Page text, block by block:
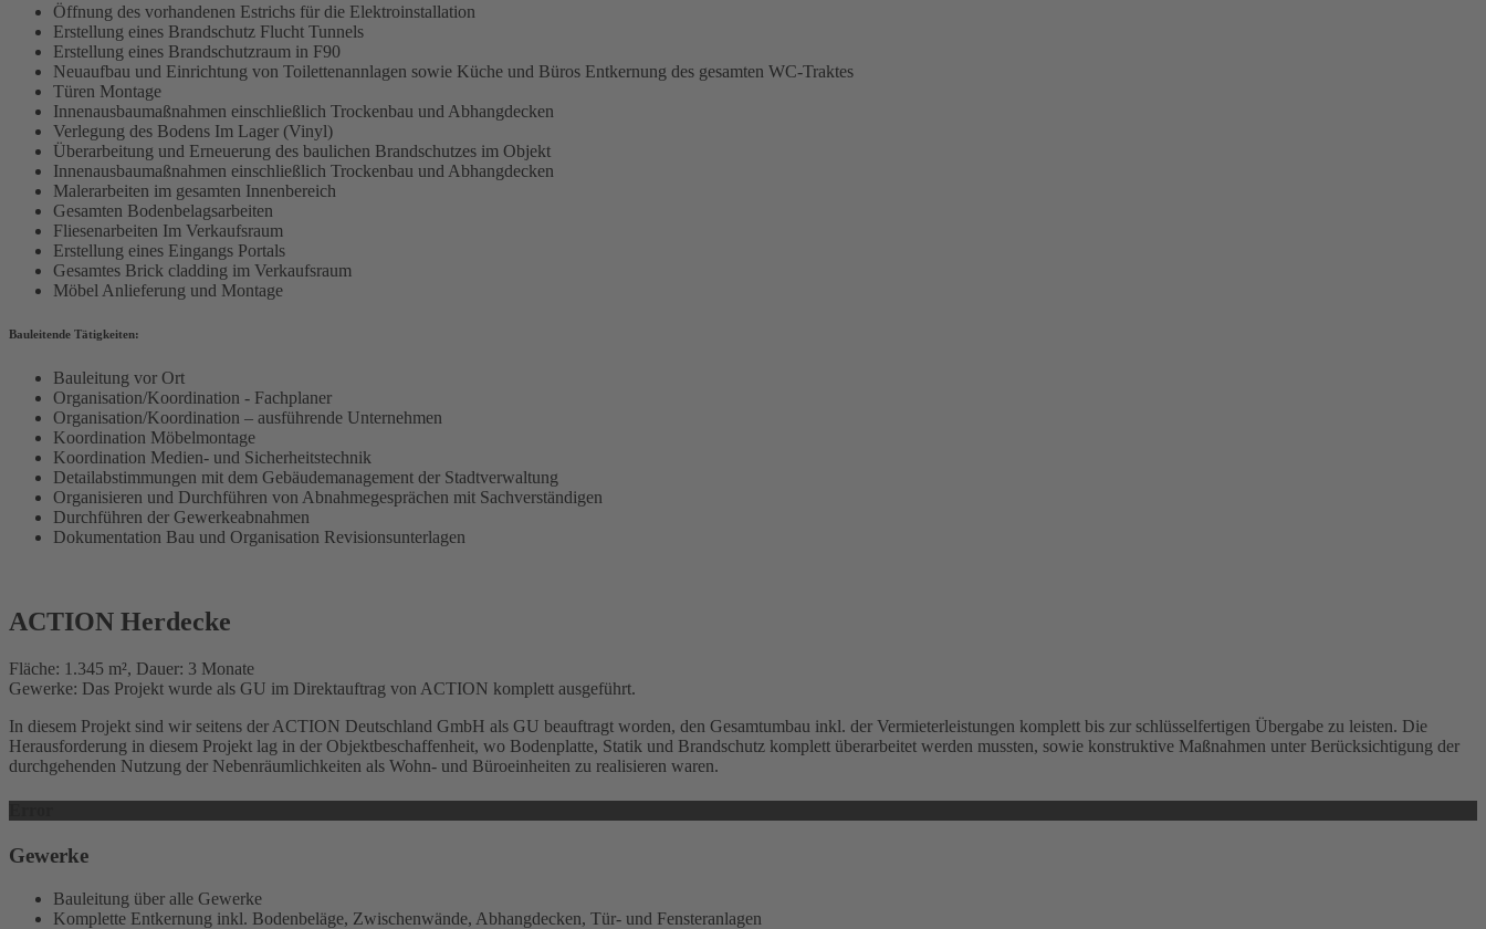
Öffnung des vorhandenen Estrichs für die Elektroinstallation
Erstellung eines Brandschutz Flucht Tunnels
Erstellung eines Brandschutzraum in F90
Neuaufbau und Einrichtung von Toilettenannlagen sowie Küche und Büros Entkernung des gesamten WC-Traktes
Türen Montage
Innenausbaumaßnahmen einschließlich Trockenbau und Abhangdecken
Verlegung des Bodens Im Lager (Vinyl)
Überarbeitung und Erneuerung des baulichen Brandschutzes im Objekt
Innenausbaumaßnahmen einschließlich Trockenbau und Abhangdecken
Malerarbeiten im gesamten Innenbereich
Gesamten Bodenbelagsarbeiten
Fliesenarbeiten Im Verkaufsraum
Erstellung eines Eingangs Portals
Gesamtes Brick cladding im Verkaufsraum
Möbel Anlieferung und Montage
Bauleitende Tätigkeiten:
Bauleitung vor Ort
Organisation/Koordination - Fachplaner
Organisation/Koordination – ausführende Unternehmen
Koordination Möbelmontage
Koordination Medien- und Sicherheitstechnik
Detailabstimmungen mit dem Gebäudemanagement der Stadtverwaltung
Organisieren und Durchführen von Abnahmegesprächen mit Sachverständigen
Durchführen der Gewerkeabnahmen
Dokumentation Bau und Organisation Revisionsunterlagen
ACTION Herdecke
Fläche: 1.345 m², Dauer: 3 Monate
Gewerke: Das Projekt wurde als GU im Direktauftrag von ACTION komplett ausgeführt.
In diesem Projekt sind wir seitens der ACTION Deutschland GmbH als GU beauftragt worden, den Gesamtumbau inkl. der Vermieterleistungen komplett bis zur schlüsselfertigen Übergabe zu leisten. Die
Herausforderung in diesem Projekt lag in der Objektbeschaffenheit, wo Bodenplatte, Statik und Brandschutz komplett überarbeitet werden mussten, sowie konstruktive Maßnahmen unter Berücksichtigung der
durchgehenden Nutzung der Nebenräumlichkeiten als Wohn- und Büroeinheiten zu realisieren waren.
Gewerke
Bauleitung über alle Gewerke
Komplette Entkernung inkl. Bodenbeläge, Zwischenwände, Abhangdecken, Tür- und Fensteranlagen